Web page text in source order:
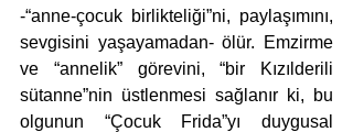
-“anne-çocuk birlikteliği”ni, paylaşımını,
sevgisini yaşayamadan- ölür. Emzirme
ve “annelik” görevini, “bir Kızılderili
sütanne”nin üstlenmesi sağlanır ki, bu
olgunun “Çocuk Frida”yı duygusal